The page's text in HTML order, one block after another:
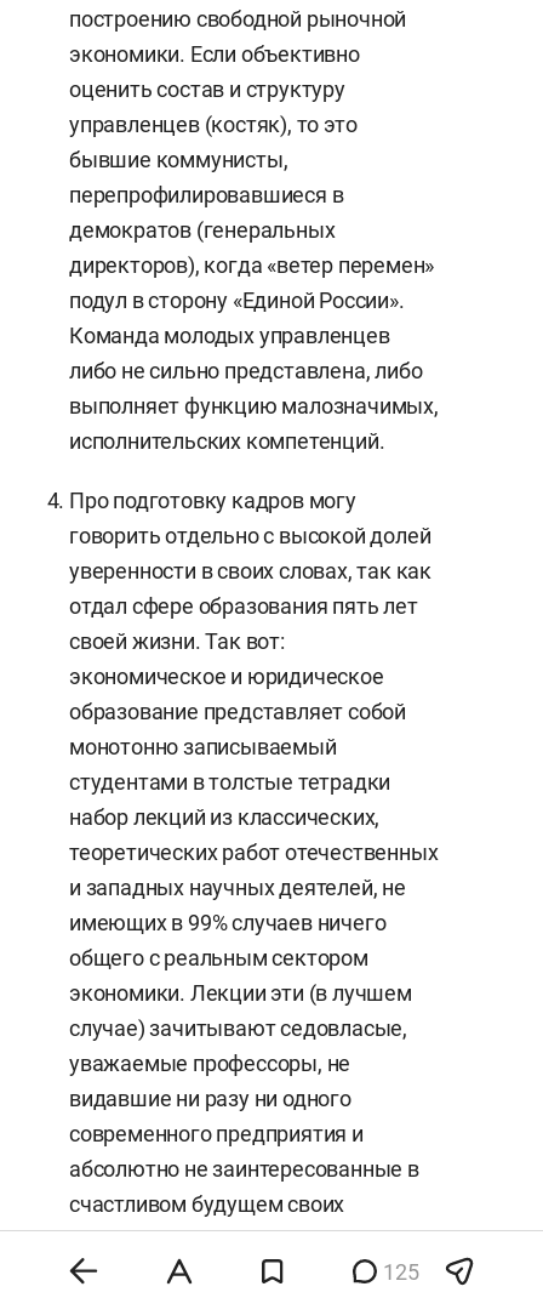
построению свободной рыночной
экономики. Если объективно
оценить состав и структуру
управленцев (костяк), то это
бывшие коммунисты,
перепрофилировавшиеся в
демократов (генеральных
директоров), когда «ветер перемен»
подул в сторону «Единой России».
Команда молодых управленцев
либо не сильно представлена, либо
выполняет функцию малозначимых,
исполнительских компетенций.
Про подготовку кадров могу
говорить отдельно с высокой долей
уверенности в своих словах, так как
отдал сфере образования пять лет
своей жизни. Так вот:
экономическое и юридическое
образование представляет собой
монотонно записываемый
студентами в толстые тетрадки
набор лекций из классических,
теоретических работ отечественных
и западных научных деятелей, не
имеющих в 99% случаев ничего
общего с реальным сектором
экономики. Лекции эти (в лучшем
случае) зачитывают седовласые,
уважаемые профессоры, не
видавшие ни разу ни одного
современного предприятия и
абсолютно не заинтересованные в
счастливом будущем своих
студентов. Оценкой их труда
является количество
125